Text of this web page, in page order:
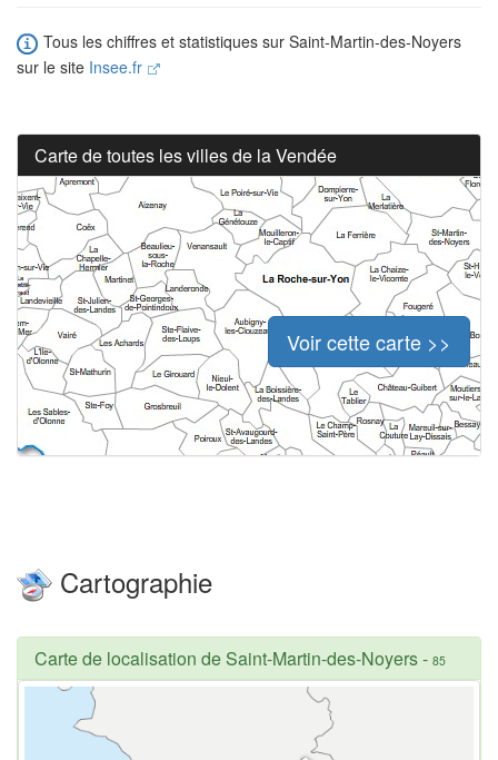
Tous les chiffres et statistiques sur Saint-Martin-des-Noyers
sur le site Insee.fr
Carte de toutes les villes de la Vendée
Voir cette carte >>
Cartographie
Carte de localisation de Saint-Martin-des-Noyers- 85